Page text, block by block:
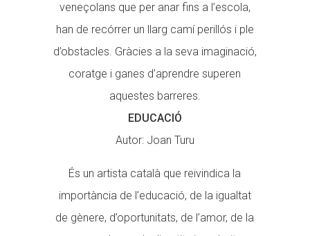
veneçolans que per anar fins a l’escola,
han de recórrer un llarg camí perillós i ple
d’obstacles. Gràcies a la seva imaginació,
coratge i ganes d’aprendre superen
aquestes barreres.
EDUCACIÓ
Autor: Joan Turu
És un artista català que reivindica la
importància de l’educació, de la igualtat
de gènere, d’oportunitats, de l’amor, de la